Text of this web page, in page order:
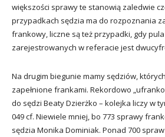
większości sprawy te stanowią zaledwie
przypadkach sędzia ma do rozpoznania
frankowy, liczne są też przypadki, gdy
zarejestrowanych w referacie jest
Na drugim biegunie mamy sędziów,
zapełnione frankami. Rekordowo
do sędzi Beaty Dzierżko – kolejka liczy w
049 cf. Niewiele mniej, bo 773 sprawy
sędzia Monika Dominiak. Ponad 700